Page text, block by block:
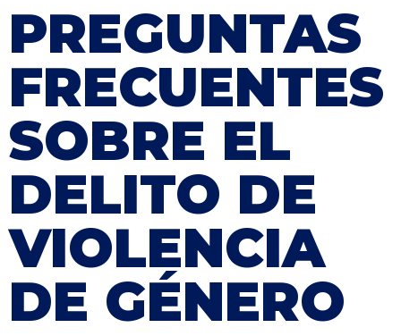
PREGUNTAS
FRECUENTES
SOBRE EL
DELITO DE
VIOLENCIA
DE GÉNERO